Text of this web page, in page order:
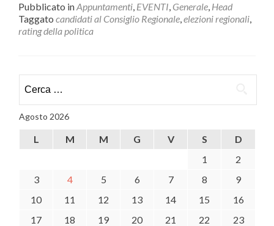
piùELEZIONI
REGIONALI
–
porta
le
imprese
Pubblicato inAppuntamenti, EVENTI, Generale, Head
Taggato candidati al Consiglio Regionale,elezioni regionali,
rating della politica
per:
Agosto 2026
L M M G V S
D
1
2
3
4 5 6 7 8
9
10
11 12 13 14 15
16
17
18 19 20 21 22
23